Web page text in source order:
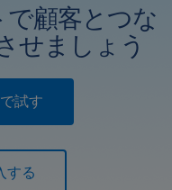
顧客とつな
せましょう
試す
する